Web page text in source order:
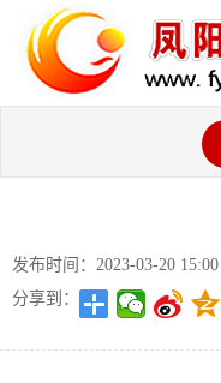
发布时间：2023-03-20 15:00
分享到：